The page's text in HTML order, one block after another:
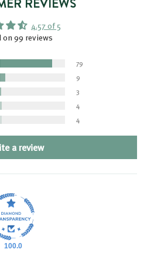
4.57 of 5
on 99 reviews
79
9
3
4
4
a review
100.0